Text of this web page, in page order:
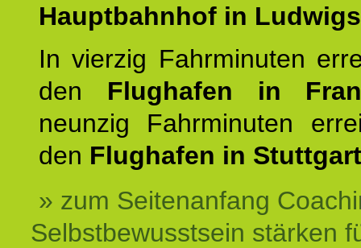
Hauptbahnhof in
In vierzig Fahrminuten
den Flughafen in
neunzig Fahrminuten
den Flughafen in
» zum Seitenanfang
Selbstbewusstsein stärken